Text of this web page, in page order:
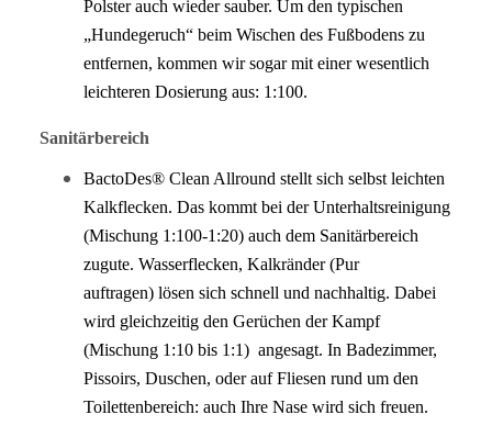
Polster auch wieder sauber. Um den typischen
„Hundegeruch“ beim Wischen des Fußbodens zu
entfernen, kommen wir sogar mit einer wesentlich
leichteren Dosierung aus: 1:100.
Sanitärbereich
BactoDes® Clean Allround stellt sich selbst leichten
Kalkflecken. Das kommt bei der Unterhaltsreinigung
(Mischung 1:100-1:20) auch dem Sanitärbereich
zugute. Wasserflecken, Kalkränder (Pur
auftragen) lösen sich schnell und nachhaltig. Dabei
wird gleichzeitig den Gerüchen der Kampf
(Mischung 1:10 bis 1:1) angesagt. In Badezimmer,
Pissoirs, Duschen, oder auf Fliesen rund um den
Toilettenbereich: auch Ihre Nase wird sich freuen.